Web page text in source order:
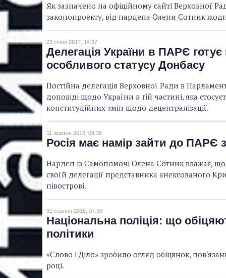
Як зазначено на офіційному сайті Верховної
законопроекту, від нардепа Олени Сотник
23 січня 2017, 14:37
Делегація України в ПАРЄ
особливого статусу Донбасу
Постійна делегація Верховної Ради в
доповіді щодо України в тій частині, яка
конституційних змін щодо децентралізації.
11 жовтня 2016, 08:36
Росія має намір зайти до ПАРЄ
Нардеп із Самопомочі Олена Сотник вважає,
своїй делегації представника анексованого
півострові.
31 серпня 2016, 07:30
Національна поліція: що
політики
«Слово і Діло» зробило огляд обіцянок,
році.